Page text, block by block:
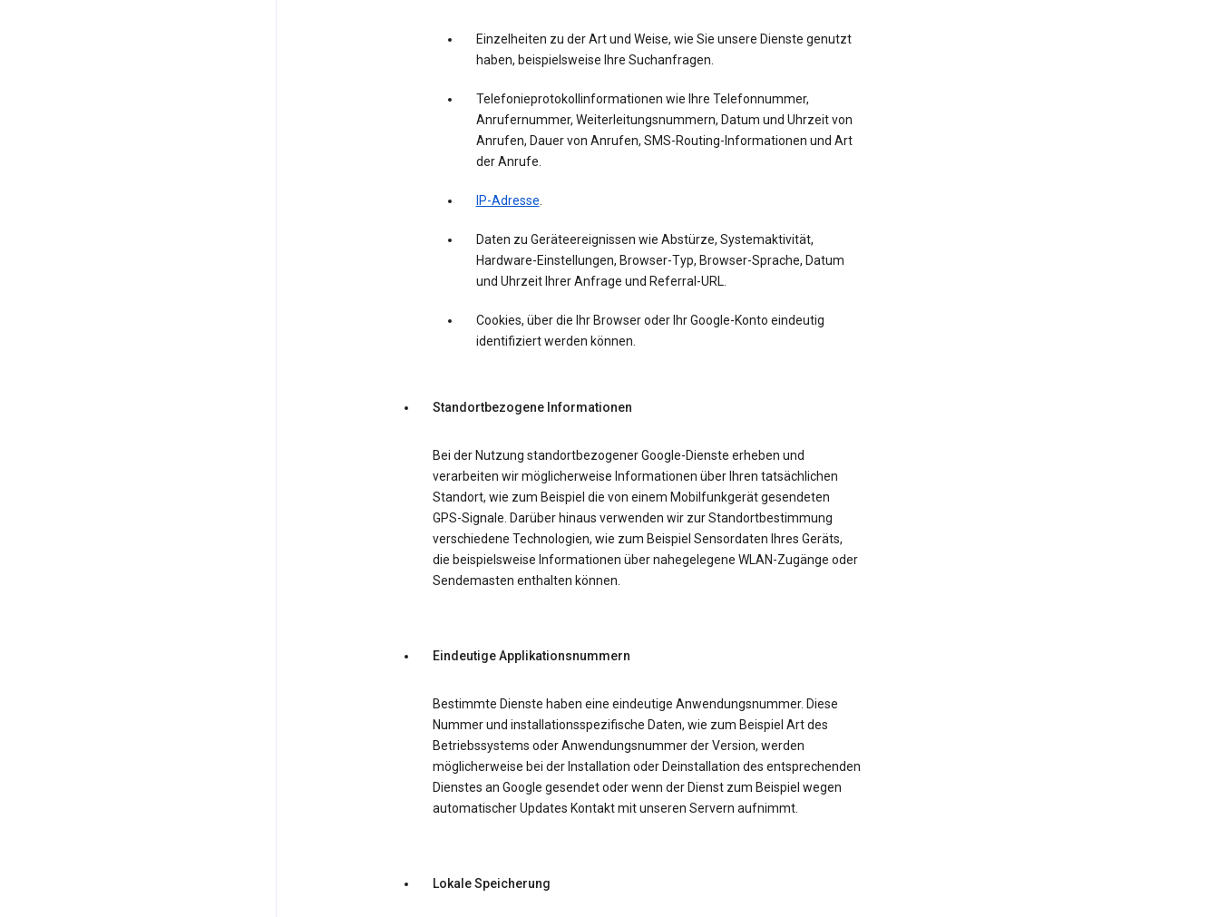
Einzelheiten zu der Art und Weise, wie Sie unsere Dienste genutzt
haben, beispielsweise Ihre Suchanfragen.
Telefonieprotokollinformationen wie Ihre Telefonnummer,
Anrufernummer, Weiterleitungsnummern, Datum und Uhrzeit von
Anrufen, Dauer von Anrufen, SMS-Routing-Informationen und Art
der Anrufe.
IP-Adresse.
Daten zu Geräteereignissen wie Abstürze, Systemaktivität,
Hardware-Einstellungen, Browser-Typ, Browser-Sprache, Datum
und Uhrzeit Ihrer Anfrage und Referral-URL.
Cookies, über die Ihr Browser oder Ihr Google-Konto eindeutig
identifiziert werden können.
Standortbezogene Informationen
Bei der Nutzung standortbezogener Google-Dienste erheben und
verarbeiten wir möglicherweise Informationen über Ihren tatsächlichen
Standort, wie zum Beispiel die von einem Mobilfunkgerät gesendeten
GPS-Signale. Darüber hinaus verwenden wir zur Standortbestimmung
verschiedene Technologien, wie zum Beispiel Sensordaten Ihres Geräts,
die beispielsweise Informationen über nahegelegene WLAN-Zugänge oder
Sendemasten enthalten können.
Eindeutige Applikationsnummern
Bestimmte Dienste haben eine eindeutige Anwendungsnummer. Diese
Nummer und installationsspezifische Daten, wie zum Beispiel Art des
Betriebssystems oder Anwendungsnummer der Version, werden
möglicherweise bei der Installation oder Deinstallation des entsprechenden
Dienstes an Google gesendet oder wenn der Dienst zum Beispiel wegen
automatischer Updates Kontakt mit unseren Servern aufnimmt.
Lokale Speicherung